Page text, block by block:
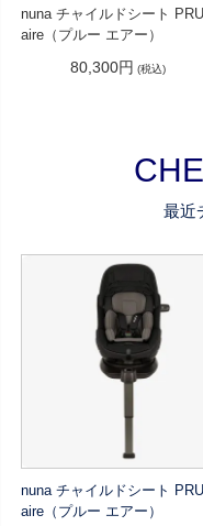
nuna チャイルドシート
aire（プルー エアー）
80,300円 (税込)
最近
nuna チャイルドシート
aire（プルー エアー）